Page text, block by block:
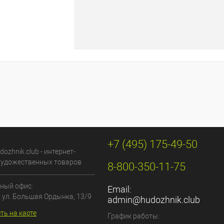
- интернет-
товаров
офис:
ул. Большая Ордынка, 13/9
на карте
+7 (495) 175-49-50
8-800-350-11-75
Email:
admin@hudozhnik.club
График работы: